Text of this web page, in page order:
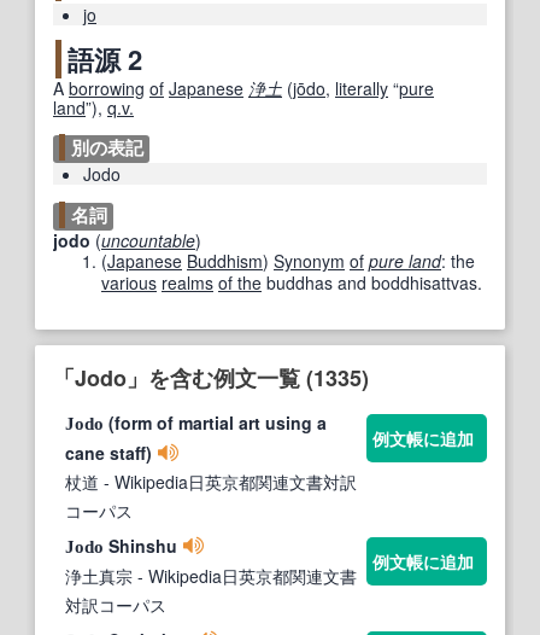
jo
語源 2
A borrowing of Japanese 浄土 (jōdo, literally “pure
land”), q.v.
別の表記
Jodo
名詞
jodo (uncountable)
(Japanese Buddhism) Synonym of pure land: the
various realms of the buddhas and boddhisattvas.
「Jodo」を含む例文一覧 (1335)
Jodo (form of martial art using a
cane staff)
杖道 - Wikipedia日英京都関連文書対訳
コーパス
例文帳に追加
Jodo Shinshu
浄土真宗 - Wikipedia日英京都関連文書
対訳コーパス
例文帳に追加